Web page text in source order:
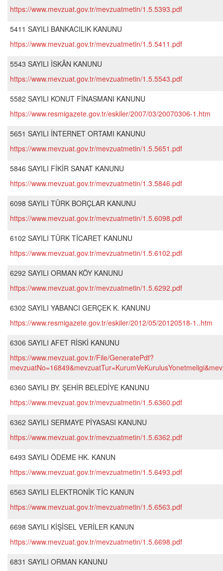
https://www.mevzuat.gov.tr/mevzuatmetin/1.5.5393.pdf
5411 SAYILI BANKACILIK KANUNU
https://www.mevzuat.gov.tr/mevzuatmetin/1.5.5411.pdf
5543 SAYILI İSKÂN KANUNU
https://www.mevzuat.gov.tr/mevzuatmetin/1.5.5543.pdf
5582 SAYILI KONUT FİNASMANI KANUNU
https://www.resmigazete.gov.tr/eskiler/2007/03/20070306-1.htm
5651 SAYILI İNTERNET ORTAMI KANUNU
https://www.mevzuat.gov.tr/mevzuatmetin/1.5.5651.pdf
5846 SAYILI FİKİR SANAT KANUNU
https://www.mevzuat.gov.tr/mevzuatmetin/1.3.5846.pdf
6098 SAYILI TÜRK BORÇLAR KANUNU
https://www.mevzuat.gov.tr/mevzuatmetin/1.5.6098.pdf
6102 SAYILI TÜRK TİCARET KANUNU
https://www.mevzuat.gov.tr/mevzuatmetin/1.5.6102.pdf
6292 SAYILI ORMAN KÖY KANUNU
https://www.mevzuat.gov.tr/mevzuatmetin/1.5.6292.pdf
6302 SAYILI YABANCI GERÇEK K. KANUNU
https://www.resmigazete.gov.tr/eskiler/2012/05/20120518-1..htm
6306 SAYILI AFET RİSKİ KANUNU
https://www.mevzuat.gov.tr/File/GeneratePdf?
6360 SAYILI BY. ŞEHİR BELEDİYE KANUNU
https://www.mevzuat.gov.tr/mevzuatmetin/1.5.6360.pdf
6362 SAYILI SERMAYE PİYASASI KANUNU
https://www.mevzuat.gov.tr/mevzuatmetin/1.5.6362.pdf
6493 SAYILI ÖDEME HK. KANUN
https://www.mevzuat.gov.tr/mevzuatmetin/1.5.6493.pdf
6563 SAYILI ELEKTRONİK TİC KANUN
https://www.mevzuat.gov.tr/mevzuatmetin/1.5.6563.pdf
6698 SAYILI KİŞİSEL VERİLER KANUN
https://www.mevzuat.gov.tr/mevzuatmetin/1.5.6698.pdf
6831 SAYILI ORMAN KANUNU